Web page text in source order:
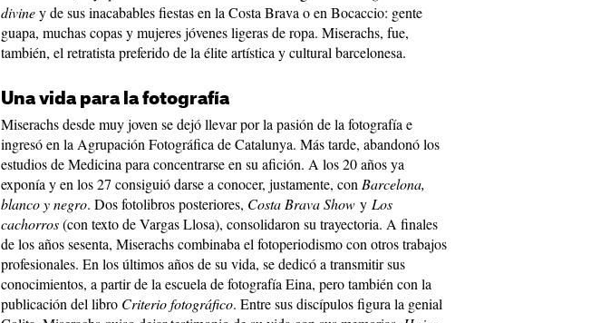
diviney de sus inacabables fiestas en la Costa Brava o en Bocaccio: gente
guapa, muchas copas y mujeres jóvenes ligeras de ropa. Miserachs, fue,
también, el retratista preferido de la élite artística y cultural barcelonesa.
Una vida para la fotografía
Miserachs desde muy joven se dejó llevar por la pasión de la fotografía e
ingresó en la Agrupación Fotográfica de Catalunya. Más tarde, abandonó los
estudios de Medicina para concentrarse en su afición. A los 20 años ya
exponía y en los 27 consiguió darse a conocer, justamente, con Barcelona,
blanco y negro. Dos fotolibros posteriores, Costa Brava Show y Los
cachorros(con texto de Vargas Llosa), consolidaron su trayectoria. A finales
de los años sesenta, Miserachs combinaba el fotoperiodismo con otros trabajos
profesionales. En los últimos años de su vida, se dedicó a transmitir sus
conocimientos, a partir de la escuela de fotografía Eina, pero también con la
publicación del libro Criterio fotográfico. Entre sus discípulos figura la genial